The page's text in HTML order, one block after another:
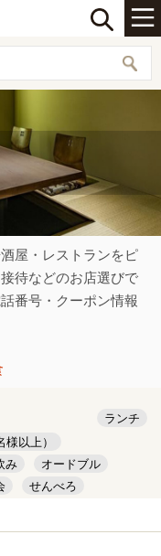
屋・レストランをピ
待などのお店選びで
番号・クーポン情報
ランチ
様以上）
み
オードブル
せんべろ